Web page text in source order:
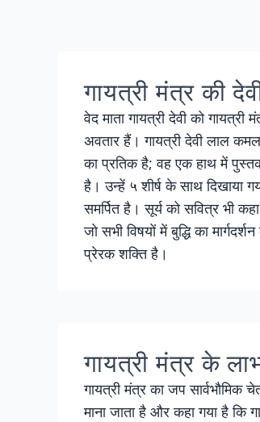
गायत्री मंत्र की
वेद माता गायत्री देवी को गायत्री
अवतार हैं। गायत्री देवी लाल
का प्रतिक है; वह एक हाथ में
है। उन्हें ५ शीर्ष के साथ दिखाया
समर्पित है। सूर्य को सवित्र भी
जो सभी विषयों में बुद्धि का
प्रेरक शक्ति है।
गायत्री मंत्र के
गायत्री मंत्र का जप सार्वभौमिक
माना जाता है और कहा गया है कि